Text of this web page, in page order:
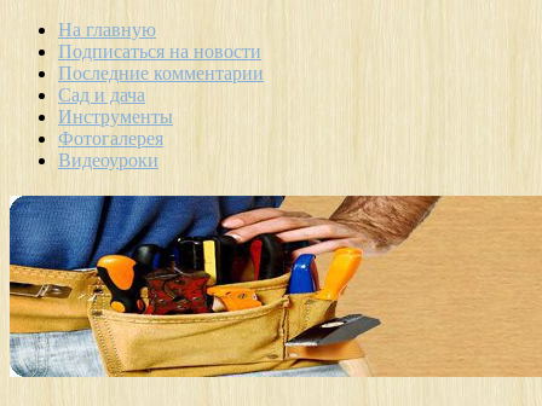
На главную
Подписаться на новости
Последние комментарии
Сад и дача
Инструменты
Фотогалерея
Видеоуроки